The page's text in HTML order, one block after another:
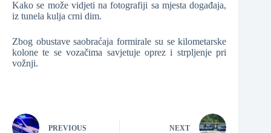
Kako se može vidjeti na fotografiji sa mjesta događaja,
iz tunela kulja crni dim.
Zbog obustave saobraćaja formirale su se kilometarske
kolone te se vozačima savjetuje oprez i strpljenje pri
vožnji.
PREVIOUS NEXT